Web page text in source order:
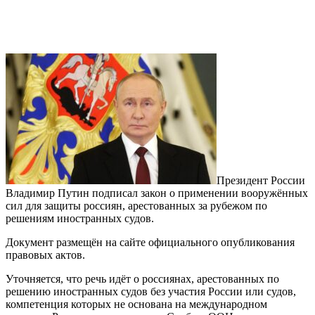
Президент России
Владимир Путин подписал закон о применении вооружённых
сил для защиты россиян, арестованных за рубежом по
решениям иностранных судов.
Документ размещён на сайте официального опубликования
правовых актов.
Уточняется, что речь идёт о россиянах, арестованных по
решению иностранных судов без участия России или судов,
компетенция которых не основана на международном